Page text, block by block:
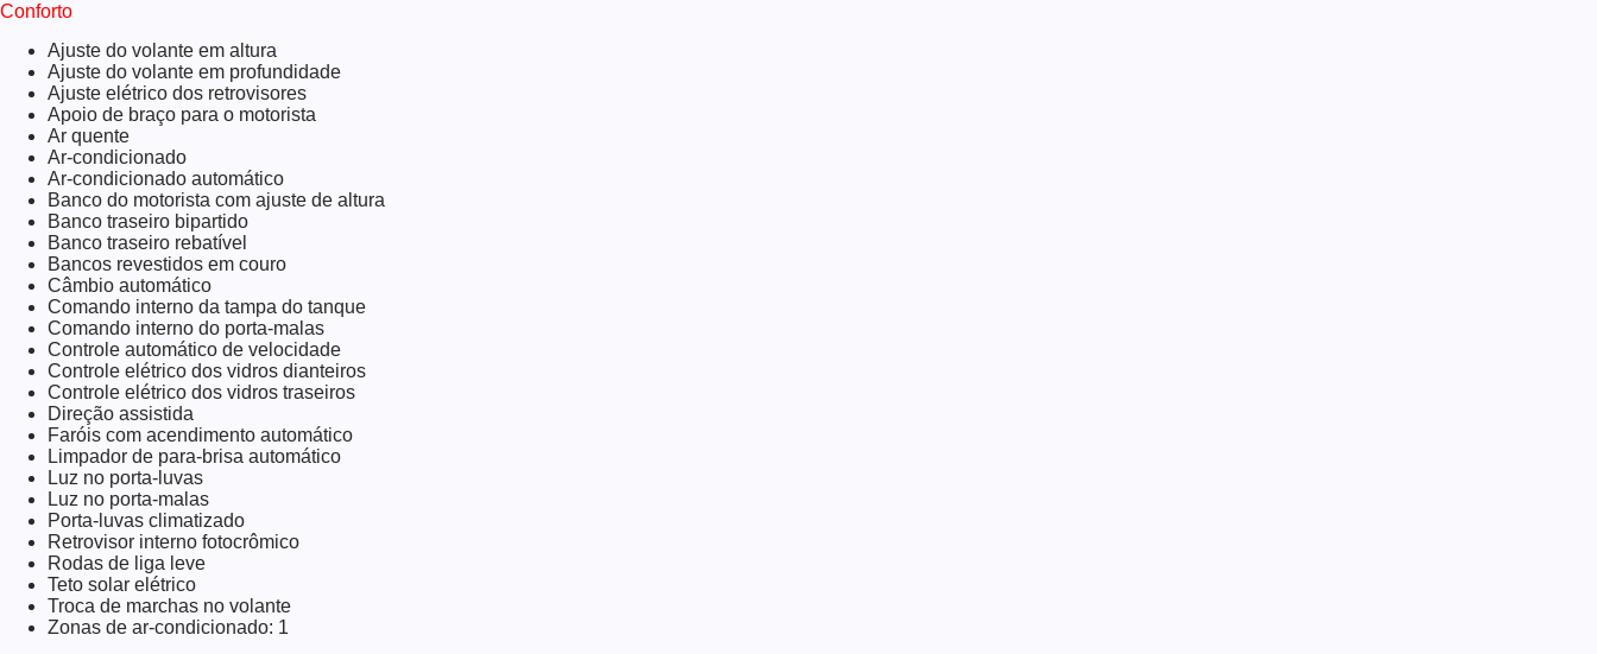
Conforto
Ajuste do volante em altura
Ajuste do volante em profundidade
Ajuste elétrico dos retrovisores
Apoio de braço para o motorista
Ar quente
Ar-condicionado
Ar-condicionado automático
Banco do motorista com ajuste de altura
Banco traseiro bipartido
Banco traseiro rebatível
Bancos revestidos em couro
Câmbio automático
Comando interno da tampa do tanque
Comando interno do porta-malas
Controle automático de velocidade
Controle elétrico dos vidros dianteiros
Controle elétrico dos vidros traseiros
Direção assistida
Faróis com acendimento automático
Limpador de para-brisa automático
Luz no porta-luvas
Luz no porta-malas
Porta-luvas climatizado
Retrovisor interno fotocrômico
Rodas de liga leve
Teto solar elétrico
Troca de marchas no volante
Zonas de ar-condicionado: 1